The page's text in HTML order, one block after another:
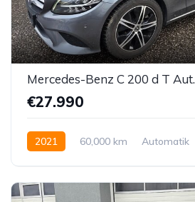
Mercedes-Benz C 200 d T Aut.
€27.990
2021 60,000 km Automatik